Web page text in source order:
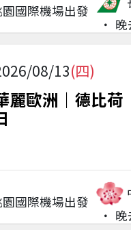
國際機場出發
晚
08/13(四)
麗歐洲｜德比
國際機場出發
晚